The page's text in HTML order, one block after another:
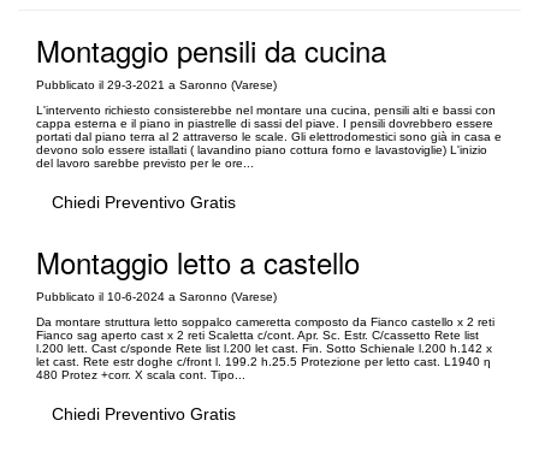
Montaggio pensili da cucina
Pubblicato il 29-3-2021 a Saronno (Varese)
L'intervento richiesto consisterebbe nel montare una cucina, pensili alti e bassi con
cappa esterna e il piano in piastrelle di sassi del piave. I pensili dovrebbero essere
portati dal piano terra al 2 attraverso le scale. Gli elettrodomestici sono già in casa e
devono solo essere istallati ( lavandino piano cottura forno e lavastoviglie) L'inizio
del lavoro sarebbe previsto per le ore...
Chiedi Preventivo Gratis
Montaggio letto a castello
Pubblicato il 10-6-2024 a Saronno (Varese)
Da montare struttura letto soppalco cameretta composto da Fianco castello x 2 reti
Fianco sag aperto cast x 2 reti Scaletta c/cont. Apr. Sc. Estr. C/cassetto Rete list
l.200 lett. Cast c/sponde Rete list l.200 let cast. Fin. Sotto Schienale l.200 h.142 x
let cast. Rete estr doghe c/front l. 199.2 h.25.5 Protezione per letto cast. L1940 η
480 Protez +corr. X scala cont. Tipo...
Chiedi Preventivo Gratis